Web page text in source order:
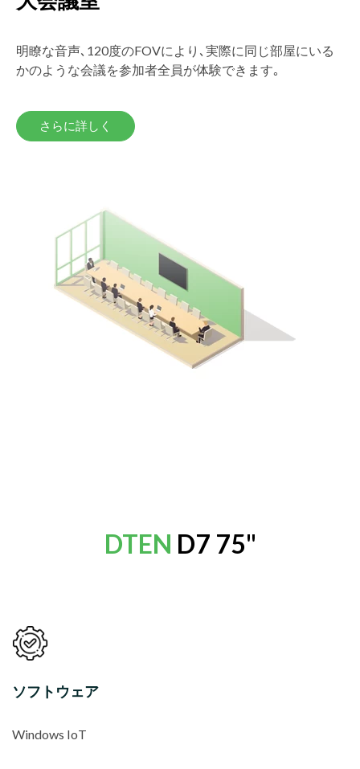
明瞭な音声､120度のFOVにより､実際に同じ部屋にいる
かのような会議を参加者全員が体験できます｡
さらに詳しく
DTEN D7 75"
ソフトウェア
Windows IoT